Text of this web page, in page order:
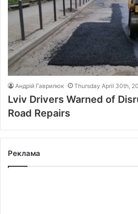
Андрій Гаврилюк Thursday April 30th,
Lviv Drivers Warned of
Road Repairs
Реклама